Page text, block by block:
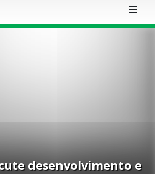
desenvolvimento e